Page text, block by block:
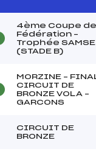
4ème Coupe
Fédération –
Trophée SAMSE
(STADE B)
MORZINE –
CIRCUIT DE
BRONZE VOLA –
GARCONS
CIRCUIT DE
BRONZE